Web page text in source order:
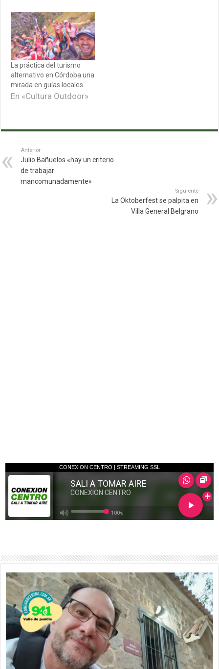
sus puertas y Córdoba
llevó su propuesta
turística a la FIT. A lo
largo de dos días un
stand con tonada
cordobesa mostró las
distintas propuestas y
La práctica del turismo
alternativo en Córdoba una
mirada en guías locales
En «Cultura Outdoor»
Anterior
Julio Bañuelos «hay un criterio
de trabajar
mancomunadamente»
Siguiente
La Oktoberfest se palpita en
Villa General Belgrano